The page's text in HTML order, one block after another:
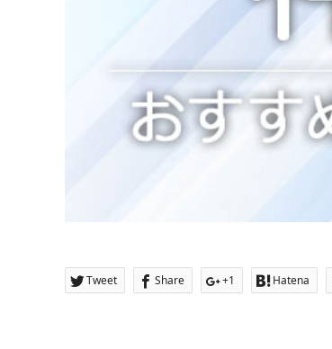
Tweet Share +1 Hatena